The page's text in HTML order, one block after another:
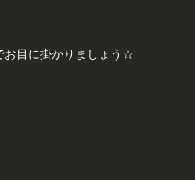
お目に掛かりましょう☆